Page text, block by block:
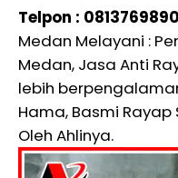
Telpon :
Medan Melayani :
Medan, Jasa Anti
lebih
Hama, Basmi
Oleh Ahlinya.